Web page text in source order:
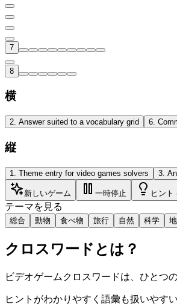
7
8
横
2. Answer suited to a vocabulary grid 6.
縦
1 Theme entry for video games solvers 3
新しいゲーム 一時停止 ヒント
テーマを見る
総合 動物 食べ物 旅行 自然 科学
クロスワードとは？
ビデオゲームクロスワードは、ひとつ
ヒントがわかりやすく語彙も扱いやす